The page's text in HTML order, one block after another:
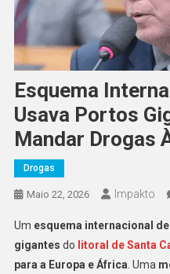
Esquema
Usava Portos
Mandar Drogas
Drogas
Maio 22, 2026 Impakto
Um esquema internacional
gigantes do litoral de Santa
para a Europa e África. Uma